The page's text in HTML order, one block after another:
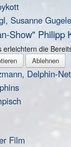
Susanne
Show" Philipp
Delphin-
Film
erleichtern die
Ablehnen